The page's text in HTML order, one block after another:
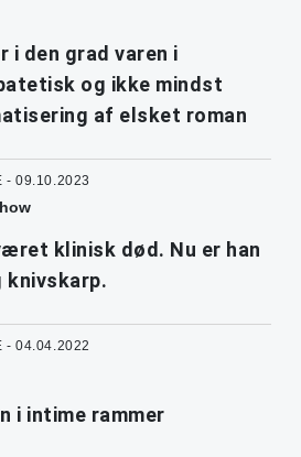
i den grad varen i
og ikke mindst
af elsket roman
- 09.10.2023
klinisk død. Nu er han
- 04.04.2022
i intime rammer